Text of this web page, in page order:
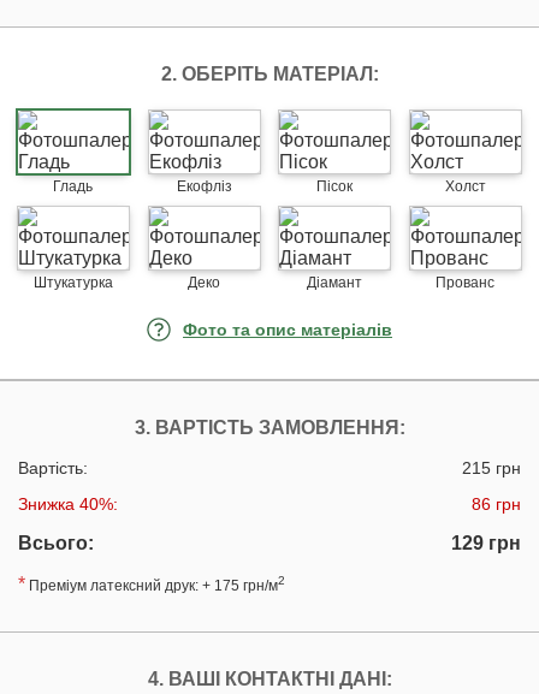
2. ОБЕРІТЬ МАТЕРІАЛ:
Гладь Екофліз Пісок Холст
Штукатурка Деко Діамант Прованс
Фото та опис матеріалів
3. ВАРТІСТЬ ЗАМОВЛЕННЯ:
Вартість:
215 грн
Знижка 40%:
86 грн
Всього:
129 грн
* Преміум латексний друк: + 175 грн/м2
4. ВАШІ КОНТАКТНІ ДАНІ: